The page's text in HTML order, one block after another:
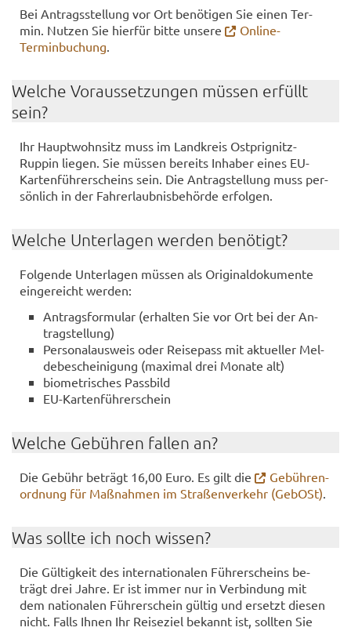
Bei An­trags­stel­lung vor Ort be­nö­ti­gen Sie einen Ter­
min. Nut­zen Sie hier­für bitte un­se­re
Online-​
Terminbuchung.
Wel­che Vor­aus­set­zun­gen müs­sen er­füllt
sein?
Ihr Haupt­wohn­sitz muss im Land­kreis Ostprignitz-​
Ruppin lie­gen. Sie müs­sen be­reits In­ha­ber eines EU-​
Kartenführerscheins sein. Die An­trag­stel­lung muss per­
sön­lich in der Fahr­erlaub­nis­be­hör­de er­fol­gen.
Wel­che Un­ter­la­gen wer­den be­nö­tigt?
Fol­gen­de Un­ter­la­gen müs­sen als Ori­gi­nal­do­ku­men­te
ein­ge­reicht wer­den:
An­trags­for­mu­lar (er­hal­ten Sie vor Ort bei der An­
trag­stel­lung)
Per­so­nal­aus­weis oder Rei­se­pass mit ak­tu­el­ler Mel­
de­be­schei­ni­gung (ma­xi­mal drei Mo­na­te alt)
bio­me­tri­sches Pass­bild
EU-​Kartenführerschein
Wel­che Ge­büh­ren fal­len an?
Die Ge­bühr be­trägt 16,00 Euro. Es gilt die
Ge­büh­ren­
ord­nung für Maß­nah­men im Stra­ßen­ver­kehr (Ge­bOSt).
Was soll­te ich noch wis­sen?
Die Gül­tig­keit des in­ter­na­tio­na­len Füh­rer­scheins be­
trägt drei Jahre. Er ist immer nur in Ver­bin­dung mit
dem na­tio­na­len Füh­rer­schein gül­tig und er­setzt die­sen
nicht. Falls Ihnen Ihr Rei­se­ziel be­kannt ist, soll­ten Sie